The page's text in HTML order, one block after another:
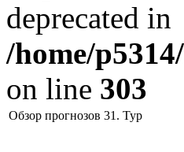
deprecated in
/home/
on line 303
Обзор прогнозов 31. Тур